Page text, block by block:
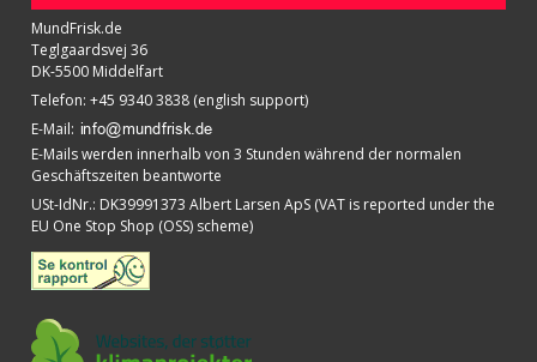
MundFrisk.de
Teglgaardsvej 36
DK-5500 Middelfart
Telefon: +45 9340 3838 (english support)
E-Mail:
E-Mails werden innerhalb von 3 Stunden während der normalen
Geschäftszeiten beantworte
USt-IdNr.: DK39991373 Albert Larsen ApS (VAT is reported under the
EU One Stop Shop (OSS) scheme)